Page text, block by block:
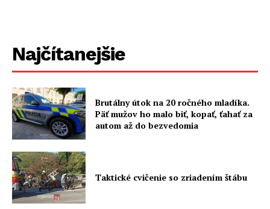
Najčítanejšie
Brutálny útok na 20 ročného mladíka.
Päť mužov ho malo biť, kopať, ťahať za
autom až do bezvedomia
Taktické cvičenie so zriadením štábu